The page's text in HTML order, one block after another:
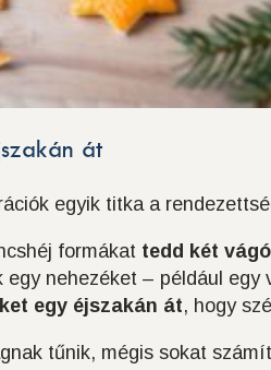
át
egyik titka a
formákat tedd két
egy nehezéket – például
egy éjszakán át, hogy
tűnik, mégis sokat